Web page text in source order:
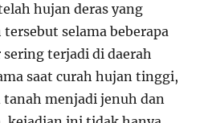
hujan deras yang
selama beberapa
terjadi di daerah
saat curah hujan tinggi,
tanah menjadi jenuh dan